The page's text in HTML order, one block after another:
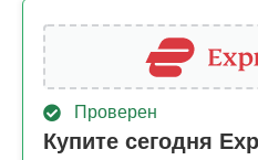
Проверен
Купите сегодня